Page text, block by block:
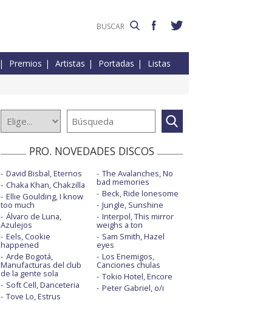
Premios Artistas Portadas Listas
PRO. NOVEDADES DISCOS
David Bisbal, Eternos
Chaka Khan, Chakzilla
Ellie Goulding, I know
too much
Álvaro de Luna,
Azulejos
Eels, Cookie
happened
Arde Bogotá,
Manufacturas del club
de la gente sola
Soft Cell, Danceteria
Tove Lo, Estrus
The Avalanches, No
bad memories
Beck, Ride lonesome
Jungle, Sunshine
Interpol, This mirror
weighs a ton
Sam Smith, Hazel
eyes
Los Enemigos,
Canciones chulas
Tokio Hotel, Encore
Peter Gabriel, o/i